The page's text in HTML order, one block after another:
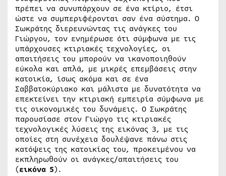
πρέπει να συνυπάρχουν σε ένα κτίριο, έτσι
ώστε να συμπεριφέρονται σαν ένα σύστημα. Ο
Σωκράτης διερευνώντας τις ανάγκες του
Γιώργου, τον ενημέρωσε ότι σύμφωνα με τις
υπάρχουσες κτιριακές τεχνολογίες, οι
απαιτήσεις του μπορούν να ικανοποιηθούν
εύκολα και απλά, με μικρές επεμβάσεις στην
κατοικία, ίσως ακόμα και σε ένα
Σαββατοκύριακο και μάλιστα με δυνατότητα να
επεκτείνει την κτιριακή εμπειρία σύμφωνα με
τις οικονομικές του δυνάμεις. Ο Σωκράτης
παρουσίασε στον Γιώργο τις κτιριακές
τεχνολογικές λύσεις της εικόνας 3, με τις
οποίες στη συνέχεια δουλέψανε πάνω στις
κατόψεις της κατοικίας του, προκειμένου να
εκπληρωθούν οι ανάγκες/απαιτήσεις του
(εικόνα 5).